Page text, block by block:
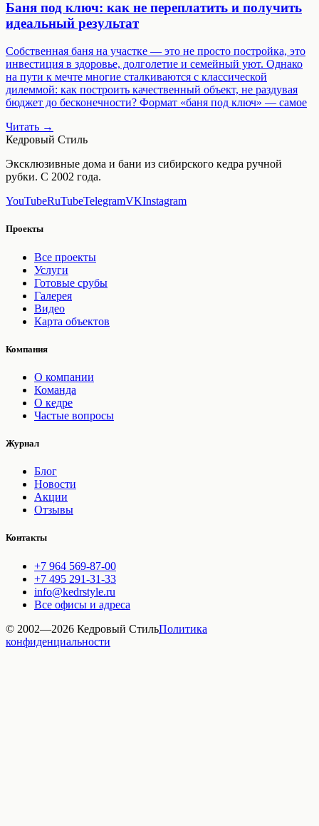
Баня под ключ: как не переплатить и получить
идеальный результат
Собственная баня на участке — это не просто постройка, это
инвестиция в здоровье, долголетие и семейный уют. Однако
на пути к мечте многие сталкиваются с классической
дилеммой: как построить качественный объект, не раздувая
бюджет до бесконечности? Формат «баня под ключ» — самое
Читать →
Кедровый Стиль
Эксклюзивные дома и бани из сибирского кедра ручной
рубки. С 2002 года.
YouTubeRuTubeTelegramVKInstagram
Проекты
Все проекты
Услуги
Готовые срубы
Галерея
Видео
Карта объектов
Компания
О компании
Команда
О кедре
Частые вопросы
Журнал
Блог
Новости
Акции
Отзывы
Контакты
+7 964 569-87-00
+7 495 291-31-33
info@kedrstyle.ru
Все офисы и адреса
© 2002—2026 Кедровый СтильПолитика
конфиденциальности